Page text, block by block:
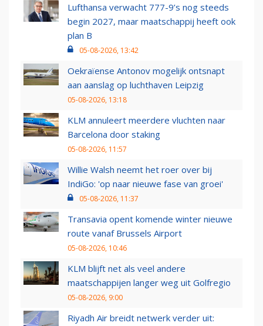
Lufthansa verwacht 777-9’s nog steeds
begin 2027, maar maatschappij heeft ook
plan B
05-08-2026, 13:42
Oekraïense Antonov mogelijk ontsnapt
aan aanslag op luchthaven Leipzig
05-08-2026, 13:18
KLM annuleert meerdere vluchten naar
Barcelona door staking
05-08-2026, 11:57
Willie Walsh neemt het roer over bij
IndiGo: 'op naar nieuwe fase van groei'
05-08-2026, 11:37
Transavia opent komende winter nieuwe
route vanaf Brussels Airport
05-08-2026, 10:46
KLM blijft net als veel andere
maatschappijen langer weg uit Golfregio
05-08-2026, 9:00
Riyadh Air breidt netwerk verder uit: